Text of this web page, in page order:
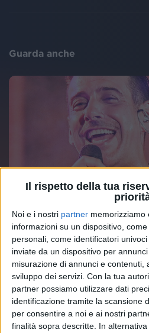
Il rispetto della tua
Noi e i nostri partner memorizziamo
informazioni su un dispositivo,
personali, come identificatori
inviate da un dispositivo per
misurazione di annunci e contenuti,
sviluppo dei servizi. Con la tua
partner possiamo utilizzare dati
identificazione tramite la scansione
per consentire a noi e ai nostri
finalità sopra descritte. In
Guarda anche
FRANCESCO
RADIO ITALIA LIVE
17
BRAVO
VIDEO
RADIO
1